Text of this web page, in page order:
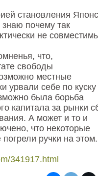
становления
знаю почему так
не
что,
свободы
местные
урвали себе по
была борьба
капитала за рынки
А может и то и
что некоторые
ручки на этом.
341917.html